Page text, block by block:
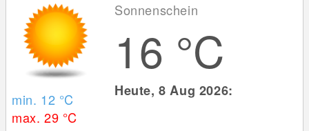
min. 12 °C
max. 29 °C
Sonnenschein
16 °C
Heute, 8 Aug 2026: